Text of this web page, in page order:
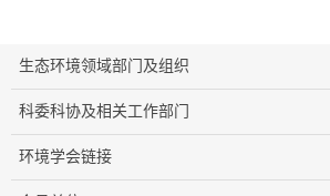
生态环境领域部门及组织
科委科协及相关工作部门
环境学会链接